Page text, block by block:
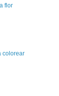
flor
colorear